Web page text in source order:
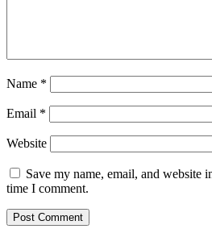
Name *
Email *
Website
Save my name, email, and website
time I comment.